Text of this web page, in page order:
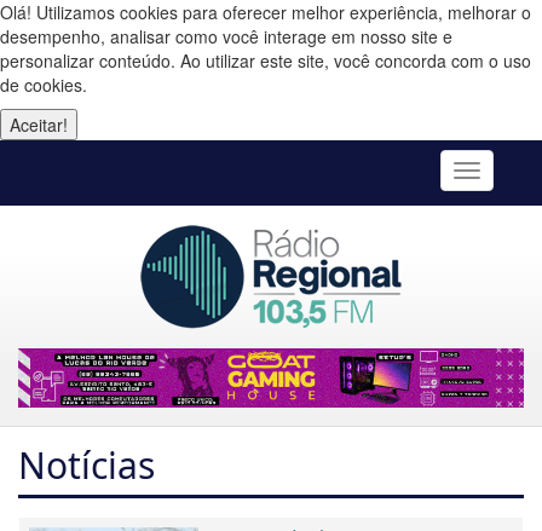
Olá! Utilizamos cookies para oferecer melhor experiência, melhorar o
desempenho, analisar como você interage em nosso site e
personalizar conteúdo. Ao utilizar este site, você concorda com o uso
de cookies.
Aceitar!
Toggle
Notícias